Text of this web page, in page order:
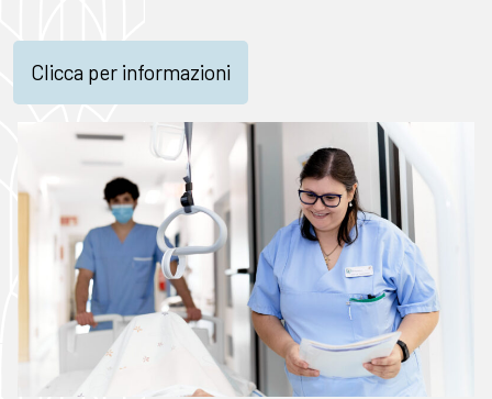
Clicca per informazioni